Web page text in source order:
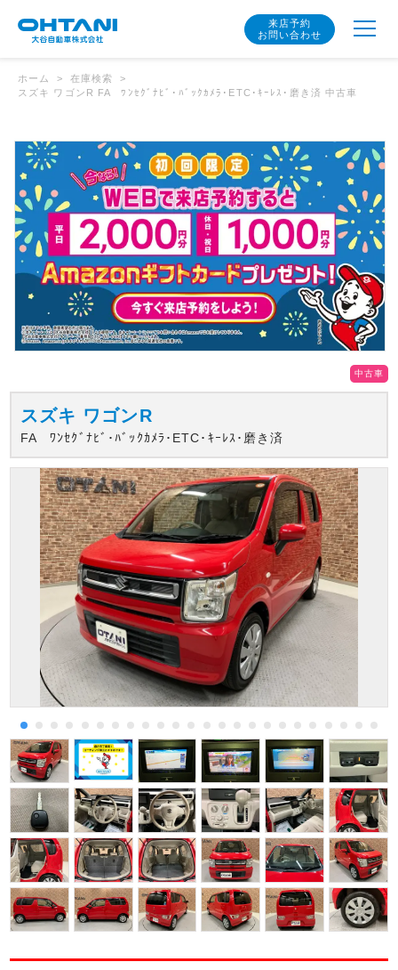
来店予約
お問い合わせ
ホーム
在庫検索
スズキ ワゴンR FA ﾜﾝｾｸﾞﾅﾋﾞ･ﾊﾞｯｸｶﾒﾗ･ETC･ｷｰﾚｽ･磨き済 中古車
中古車
スズキ ワゴンR
FA ﾜﾝｾｸﾞﾅﾋﾞ･ﾊﾞｯｸｶﾒﾗ･ETC･ｷｰﾚｽ･磨き済